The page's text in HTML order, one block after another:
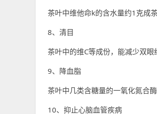
茶叶中维他命k的含水量约1克成
8、清目
茶叶中的维C等成份，能减少双
9、降血脂
茶叶中几类含糖量的一氧化氮合
10、抑止心脑血管疾病